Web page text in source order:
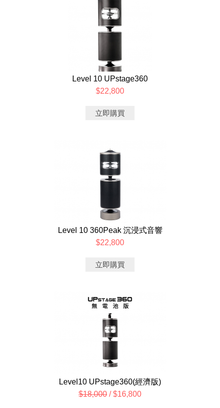
Level 10 UPstage360
$22,800
立即購買
Level 10 360Peak 沉浸式音響
$22,800
立即購買
Level10 UPstage360(經濟版)
$18,000 / $16,800